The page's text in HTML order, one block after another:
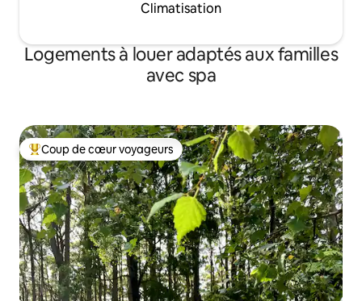
Climatisation
Logements à louer adaptés aux familles
avec spa
Coup de cœur voyageurs parmi les plus aimés
Coup de cœur voyageurs